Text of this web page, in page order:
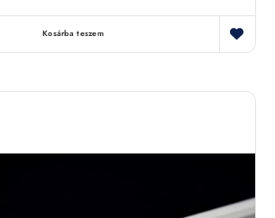
Kosárba teszem